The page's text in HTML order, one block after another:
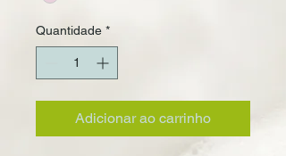
Quantidade *
Adicionar ao carrinho